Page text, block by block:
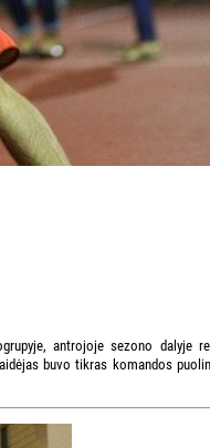
antrojoje sezono dalyje
buvo tikras komandos